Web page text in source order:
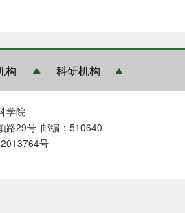
构 科研机构
学院
路29号 邮编：510640
号